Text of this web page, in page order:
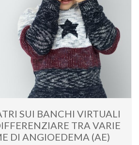
SUI BANCHI VIRTUALI
TRA VARIE
DI ANGIOEDEMA (AE)